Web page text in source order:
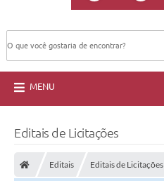
MENU
Editais de Licitações
Editais Editais de Licitações